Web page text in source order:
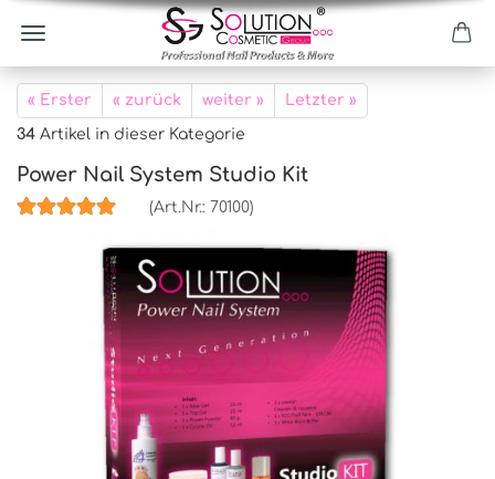
« Erster « zurück weiter » Letzter »
34 Artikel in dieser Kategorie
Power Nail System Studio Kit
(Art.Nr.: 70100)